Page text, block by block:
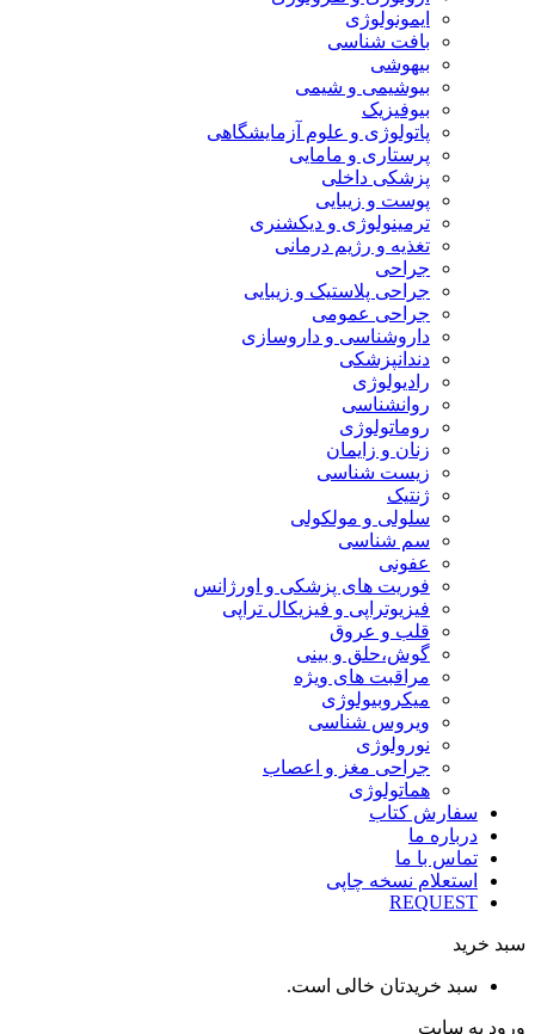
ایمونولوژی
بافت شناسی
بیهوشی
بیوشیمی و شیمی
بیوفیزیک
پاتولوژی و علوم آزمایشگاهی
پرستاری و مامایی
پزشکی داخلی
پوست و زیبایی
ترمینولوژی و دیکشنری
تغذیه و رژیم درمانی
جراحی
جراحی پلاستیک و زیبایی
جراحی عمومی
داروشناسی و داروسازی
دندانپزشکی
رادیولوژی
روانشناسی
روماتولوژی
زنان و زایمان
زیست شناسی
ژنتیک
سلولی و مولکولی
سم شناسی
عفونی
فوریت های پزشکی و اورژانس
فیزیوتراپی و فیزیکال تراپی
قلب و عروق
گوش،حلق و بینی
مراقبت های ویژه
میکروبیولوژی
ویروس شناسی
نورولوژی
جراحی مغز و اعصاب
هماتولوژی
سفارش کتاب
درباره ما
تماس با ما
استعلام نسخه چاپی
REQUEST
سبد خرید
سبد خریدتان خالی است.
ورود به سایت